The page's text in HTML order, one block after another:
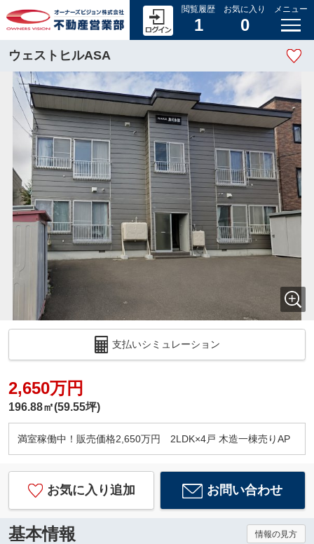
閲覧履歴
1
お気に入り
0
メニュー
ウェストヒルASA
支払いシミュレーション
2,650万円
196.88㎡(59.55坪)
満室稼働中！販売価格2,650万円 2LDK×4戸 木造一棟売りAP
お気に入り追加 お問い合わせ
基本情報 情報の見方